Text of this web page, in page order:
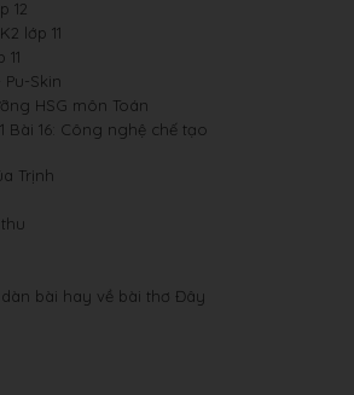
12
lớp 11
Skin
HSG môn Toán
Bài 16: Công nghệ chế tạo
Trịnh
bài hay về bài thơ Đây